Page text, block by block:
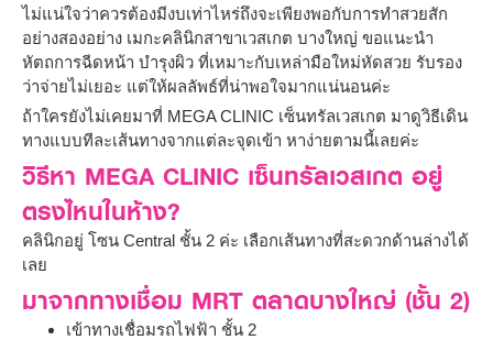
ไม่แน่ใจว่าควรต้องมีงบเท่าไหร่ถึงจะเพียงพอกับการทำสวยสัก
อย่างสองอย่าง เมกะคลินิกสาขาเวสเกต บางใหญ่ ขอแนะนำ
หัตถการฉีดหน้า บำรุงผิว ที่เหมาะกับเหล่ามือใหม่หัดสวย รับรอง
ว่าจ่ายไม่เยอะ แต่ให้ผลลัพธ์ที่น่าพอใจมากแน่นอนค่ะ
ถ้าใครยังไม่เคยมาที่ MEGA CLINIC เซ็นทรัลเวสเกต มาดูวิธีเดิน
ทางแบบทีละเส้นทางจากแต่ละจุดเข้า หาง่ายตามนี้เลยค่ะ
วิธีหา MEGA CLINIC เซ็นทรัลเวสเกต อยู่
ตรงไหนในห้าง?
คลินิกอยู่ โซน Central ชั้น 2 ค่ะ เลือกเส้นทางที่สะดวกด้านล่างได้
เลย
มาจากทางเชื่อม MRT ตลาดบางใหญ่ (ชั้น 2)
เข้าทางเชื่อมรถไฟฟ้า ชั้น 2